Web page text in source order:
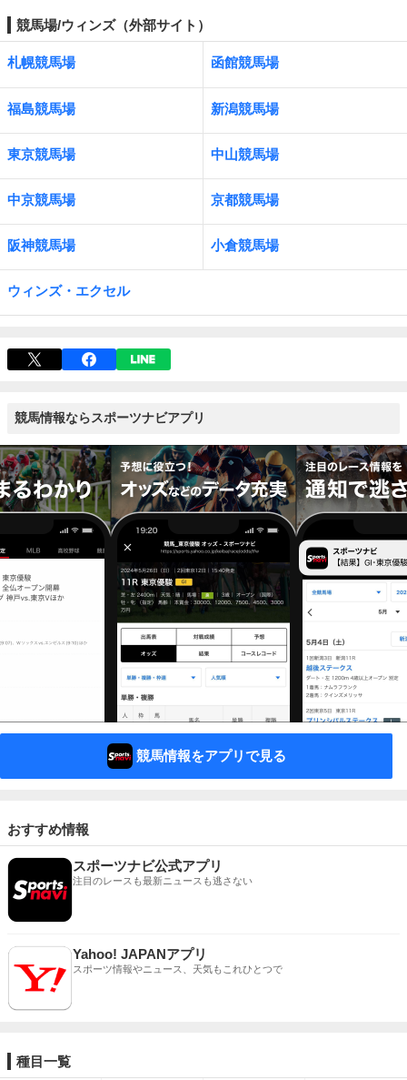
競馬場/ウィンズ（外部サイト）
札幌競馬場 函館競馬場
福島競馬場 新潟競馬場
東京競馬場 中山競馬場
中京競馬場 京都競馬場
阪神競馬場 小倉競馬場
ウィンズ・エクセル
競馬情報ならスポーツナビアプリ
競馬情報をアプリで見る
おすすめ情報
スポーツナビ公式アプリ
注目のレースも最新ニュースも逃さない
Yahoo! JAPANアプリ
スポーツ情報やニュース、天気もこれひとつで
種目一覧